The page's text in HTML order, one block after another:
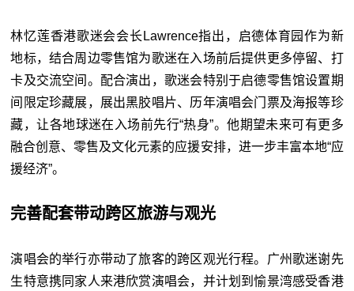
林忆莲香港歌迷会会长Lawrence指出，启德体育园作为新
地标，结合周边零售馆为歌迷在入场前后提供更多停留、打
卡及交流空间。配合演出，歌迷会特别于启德零售馆设置期
间限定珍藏展，展出黑胶唱片、历年演唱会门票及海报等珍
藏，让各地球迷在入场前先行“热身”。他期望未来可有更多
融合创意、零售及文化元素的应援安排，进一步丰富本地“应
援经济”。
完善配套带动跨区旅游与观光
演唱会的举行亦带动了旅客的跨区观光行程。广州歌迷谢先
生特意携同家人来港欣赏演唱会，并计划到愉景湾感受香港